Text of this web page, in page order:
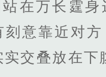
站在万长霆身
刻意靠近对方
交叠放在下